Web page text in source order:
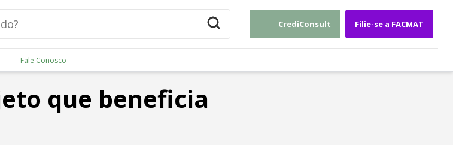
CrediConsult Filie-se a FACMAT
Fale Conosco
que beneficia